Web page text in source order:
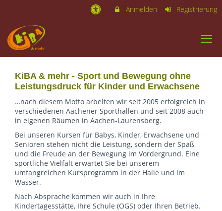
Anmelden Registrierung
KiBA & mehr - Sport und Bewegung ohne
Leistungsdruck für Kinder und Erwachsene
…nach diesem Motto arbeiten wir seit 2005 erfolgreich in
verschiedenen Aachener Sporthallen und seit 2008 auch
in eigenen Räumen in Aachen-Laurensberg.
Bei unseren Kursen für Babys, Kinder, Erwachsene und
Senioren stehen nicht die Leistung, sondern der Spaß
und die Freude an der Bewegung im Vordergrund. Eine
sportliche Vielfalt erwartet Sie bei unserem
umfangreichen Kursprogramm in der Halle und im
Wasser.
Nach Absprache kommen wir auch in Ihre
Kindertagesstätte, Ihre Schule (OGS) oder Ihren Betrieb.